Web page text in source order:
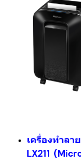
เครื่องทำลา
LX211